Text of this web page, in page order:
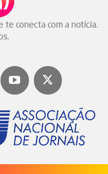
te conecta com a notícia.